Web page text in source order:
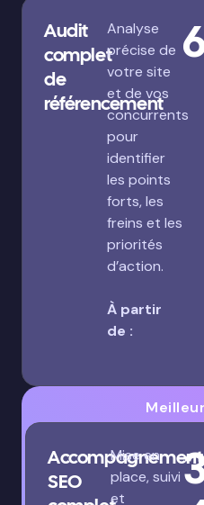
Audit
complet
de
référencement
Analyse
précise de
votre site
et de vos
concurrents
pour
identifier
les points
forts, les
freins et les
priorités
d’action.
À partir
de :
Accompagnement
SEO
Mise en
place, suivi
et